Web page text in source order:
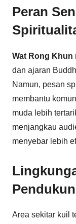
Peran
Wat Rong Khun
dan ajaran
Namun, pesan
membantu
muda lebih
menjangkau
menyebar lebih
Area sekitar kuil